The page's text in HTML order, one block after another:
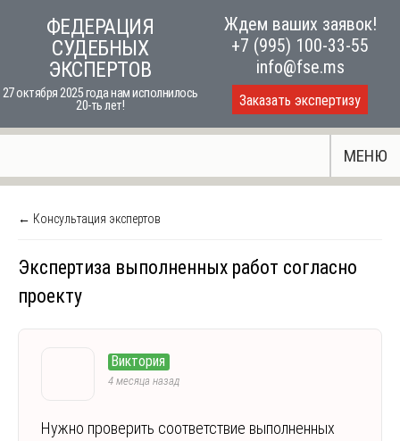
ФЕДЕРАЦИЯ
СУДЕБНЫХ
ЭКСПЕРТОВ
27 октября 2025 года нам исполнилось
20-ть лет!
Ждем ваших заявок!
+7 (995) 100-33-55
info@fse.ms
Заказать экспертизу
МЕНЮ
← Консультация экспертов
Экспертиза выполненных работ согласно
проекту
Виктория
4 месяца назад
Нужно проверить соответствие выполненных